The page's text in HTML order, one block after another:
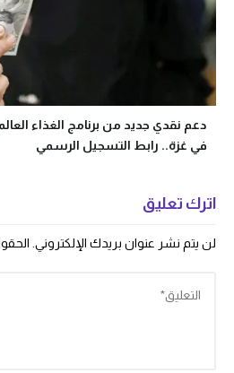
دعم نقدي جديد من برنامج الغذاء
في غزة.. رابط التسجيل الرسمي
اترك تعليق
لن يتم نشر عنوان بريدك الإلكتروني.